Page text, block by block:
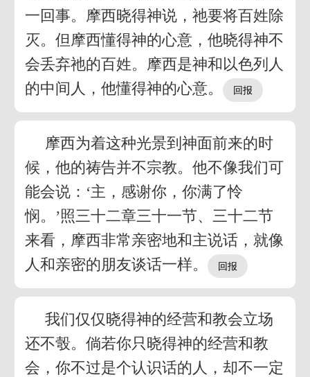
一回事。摩西晓得神说，祂要将百姓除
灭。但摩西懂得神的心意，他晓得神不
会丢弃祂的百姓。摩西是神和以色列人
的中间人，他懂得神的心意。
摩西为着这种光景到神面前来的时
候，他的祷告并不宗教。他不像我们可
能会说：‘主，感谢你，你满了怜
悯。’照三十二章三十一节、三十二节
来看，摩西非常亲密地和主说话，就像
人和亲密的朋友谈话一样。
我们仅仅晓得神的经营和教会立场
还不彀。倘若你只晓得神的经营和教
会，你不过是个认识话的人，却不一定